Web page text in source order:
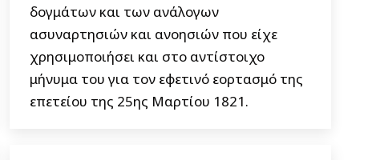
δογμάτων και των ανάλογων
ασυναρτησιών και ανοησιών που είχε
χρησιμοποιήσει και στο αντίστοιχο
μήνυμα του για τον εφετινό εορτασμό της
επετείου της 25ης Μαρτίου 1821.